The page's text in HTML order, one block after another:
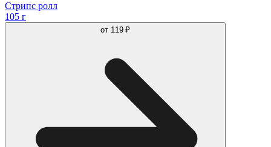
Стрипс ролл
105 г
от 119 ₽